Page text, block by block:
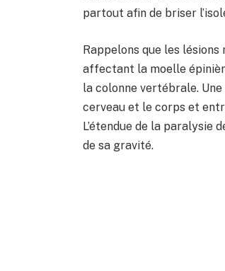
partout afin de briser
Rappelons que les
affectant la moelle
la colonne vertébrale.
cerveau et le corps et
L’étendue de la paralysie
de sa gravité.